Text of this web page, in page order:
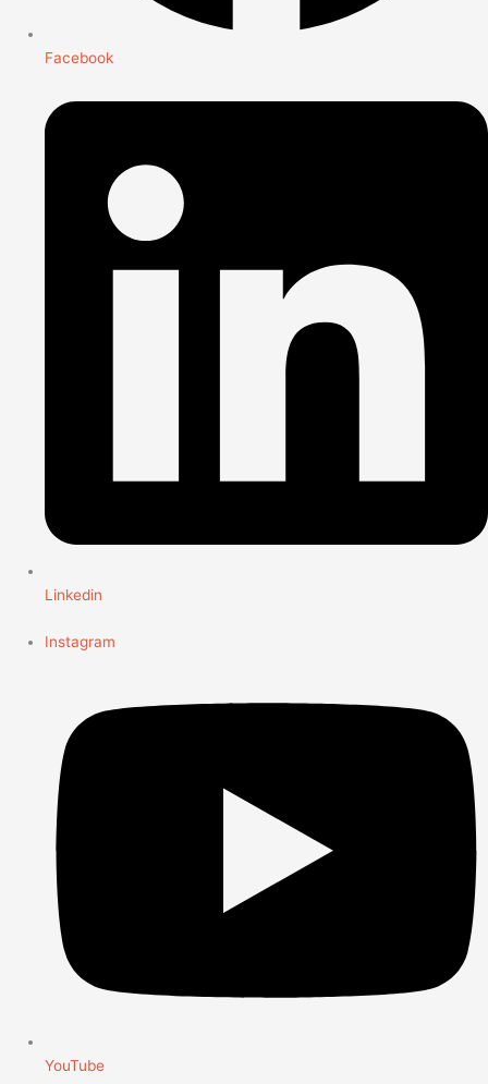
Facebook
Linkedin
Instagram
YouTube